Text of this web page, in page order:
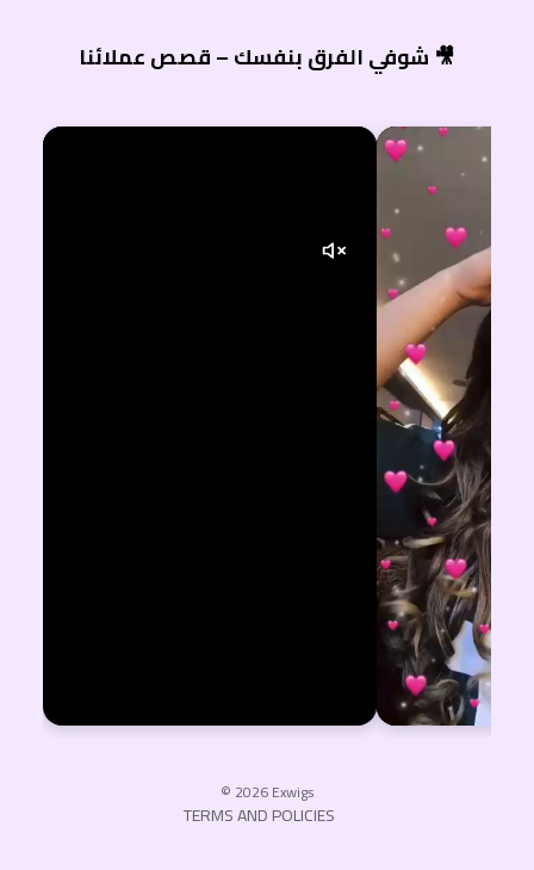
شوفي الفرق بنفسك – قصص عملائنا 🎥
© 2026Exwigs
TERMS AND POLICIES